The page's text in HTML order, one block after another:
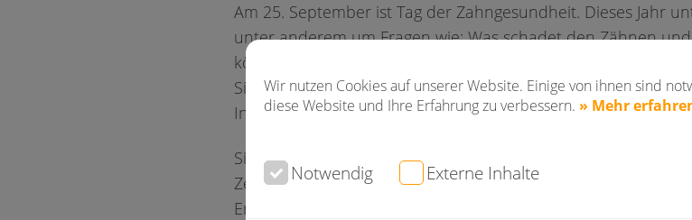
Wir nutzen Cookies auf unserer Website. Einige von ihnen sind
diese Website und Ihre Erfahrung zu verbessern. » Mehr
Notwendig Externe Inhalte
Am 25. September ist Tag der Zahngesundheit. Dieses Jahr
unter anderem um Fragen wie: Was schadet den Zähnen
können Getränke auf die Zahngesundheit nehmen? Worauf
Sind Trends wie beispielsweise vegane Ernährung auch
Informationen rund um die Ernährung?
Sicherlich ist Ihnen auch schon aufgefallen, dass man heute
Zeitschriften und Fernsehen, Informationen zur Ernährung
Ernährungsindustrie, Interessengruppen, Vereinen,